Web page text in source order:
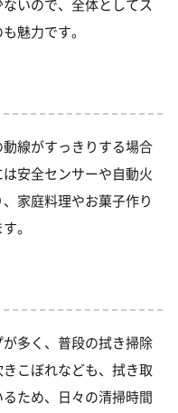
いので、全体としてス
魅力です。
線がすっきりする場合
安全センサーや自動火
家庭料理やお菓子作り
。
多く、普段の拭き掃除
こぼれなども、拭き取
ため、日々の清掃時間